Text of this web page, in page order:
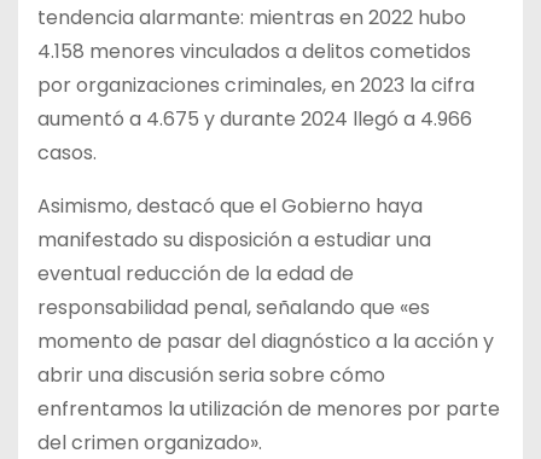
tendencia alarmante: mientras en 2022 hubo
4.158 menores vinculados a delitos cometidos
por organizaciones criminales, en 2023 la cifra
aumentó a 4.675 y durante 2024 llegó a 4.966
casos.
Asimismo, destacó que el Gobierno haya
manifestado su disposición a estudiar una
eventual reducción de la edad de
responsabilidad penal, señalando que «es
momento de pasar del diagnóstico a la acción y
abrir una discusión seria sobre cómo
enfrentamos la utilización de menores por parte
del crimen organizado».